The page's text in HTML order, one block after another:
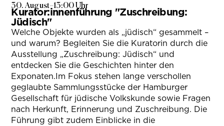
30. August–13:00 Uhr
Kurator:innenführung "Zuschreibung:
Jüdisch"
Welche Objekte wurden als „jüdisch“ gesammelt –
und warum? Begleiten Sie die Kuratorin durch die
Ausstellung „Zuschreibung: Jüdisch“ und
entdecken Sie die Geschichten hinter den
Exponaten.Im Fokus stehen lange verschollen
geglaubte Sammlungsstücke der Hamburger
Gesellschaft für jüdische Volkskunde sowie Fragen
nach Herkunft, Erinnerung und Zuschreibung. Die
Führung gibt zudem Einblicke in die